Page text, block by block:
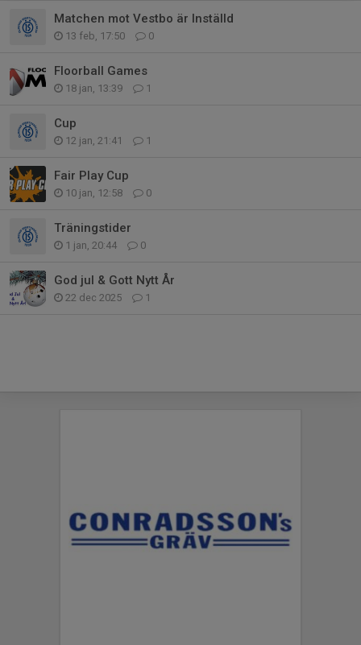
Matchen mot Vestbo är Inställd
13 feb, 17:50 0
Floorball Games
18 jan, 13:39 1
Cup
12 jan, 21:41 1
Fair Play Cup
10 jan, 12:58 0
Träningstider
1 jan, 20:44 0
God jul & Gott Nytt År
22 dec 2025 1